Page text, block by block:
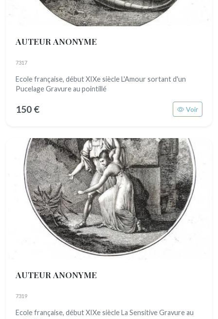
AUTEUR ANONYME
7317
Ecole française, début XIXe siècle L'Amour sortant d'un
Pucelage Gravure au pointillé
150 € Voir
AUTEUR ANONYME
7319
Ecole française, début XIXe siècle La Sensitive Gravure au